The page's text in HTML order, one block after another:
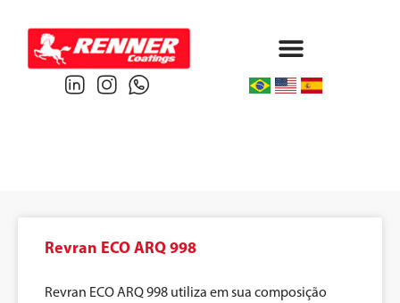
Revran ECO ARQ 998
Revran ECO ARQ 998 utiliza em sua composição